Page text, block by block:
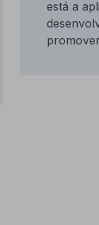
está a